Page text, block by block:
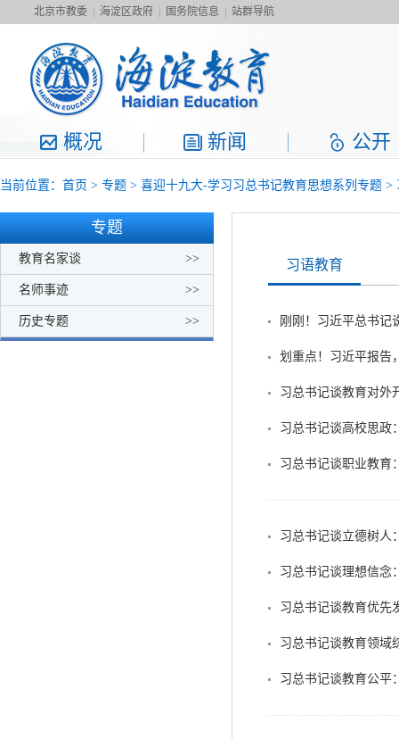
北京市教委 海淀区政府 国务院信息 站群导航
概况 新闻 公开
当前位置： 首页 > 专题 > 喜迎十九大-学习习总书记教育思想系列专题 >
专题
教育名家谈 >>
名师事迹 >>
历史专题 >>
习语教育
刚刚！习近平总书记
划重点！习近平报告
习总书记谈教育对外
习总书记谈高校思政
习总书记谈职业教育
习总书记谈立德树人
习总书记谈理想信念
习总书记谈教育优先
习总书记谈教育领域
习总书记谈教育公平